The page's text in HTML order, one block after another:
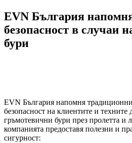
EVN България
безопасност в случаи
бури
EVN България напомня
безопасност на клиентите и техните
гръмотевични бури през пролетта и
компанията предоставя полезни и
сигурност: